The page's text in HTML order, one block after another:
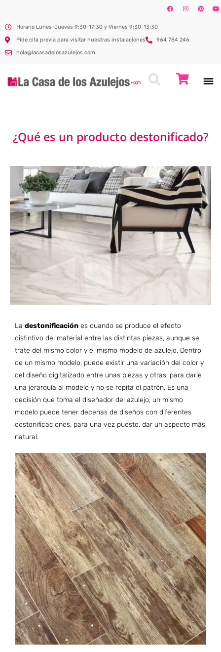
Horario Lunes-Jueves 9:30-17:30 y Viernes 9:30-13:30
Pide cita previa para visitar nuestras instalaciones
964 784 246
hola@lacasadelosazulejos.com
¿Qué es un producto destonificado?
La destonificación es cuando se produce el efecto
distintivo del material entre las distintas piezas, aunque se
trate del mismo color y el mismo modelo de azulejo. Dentro
de un mismo modelo, puede existir una variación del color y
del diseño digitalizado entre unas piezas y otras, para darle
una jerarquía al modelo y no se repita el patrón. Es una
decisión que toma el diseñador del azulejo, un mismo
modelo puede tener decenas de diseños con diferentes
destonificaciones, para una vez puesto, dar un aspecto más
natural.